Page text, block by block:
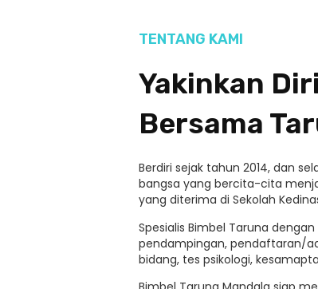
TENTANG KAMI
Yakinkan
Bersama
Berdiri sejak tahun 2014, dan
bangsa yang bercita-cita
yang diterima di Sekolah
Spesialis Bimbel Taruna
pendampingan, pendaftaran/
bidang, tes psikologi,